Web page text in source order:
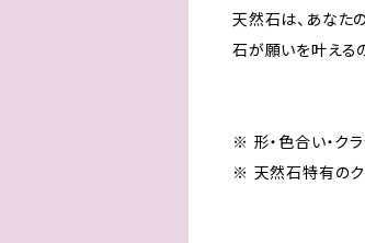
天然石は、あなた
石が願いを叶える
※ 形・色合い・ク
※ 天然石特有のク